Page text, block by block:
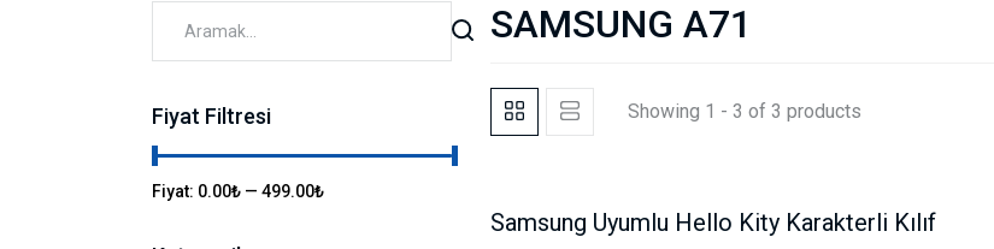
Fiyat Filtresi
Fiyat: 0.00₺ — 499.00₺
SAMSUNG A71
Showing 1 - 3 of 3 products
-26%
Samsung Uyumlu Hello Kity Karakterli Kılıf